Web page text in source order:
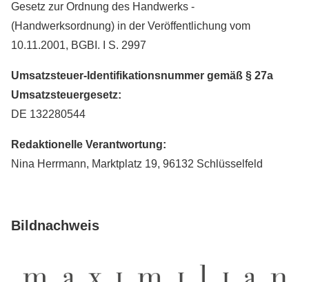
Gesetz zur Ordnung des Handwerks -
(Handwerksordnung) in der Veröffentlichung vom
10.11.2001, BGBI. I S. 2997
Umsatzsteuer-Identifikationsnummer gemäß § 27a
Umsatzsteuergesetz:
DE 132280544
Redaktionelle Verantwortung:
Nina Herrmann, Marktplatz 19, 96132 Schlüsselfeld
Bildnachweis